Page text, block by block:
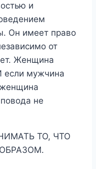
и
Он имеет право
от
Женщина
если мужчина
женщина
не
ТО, ЧТО